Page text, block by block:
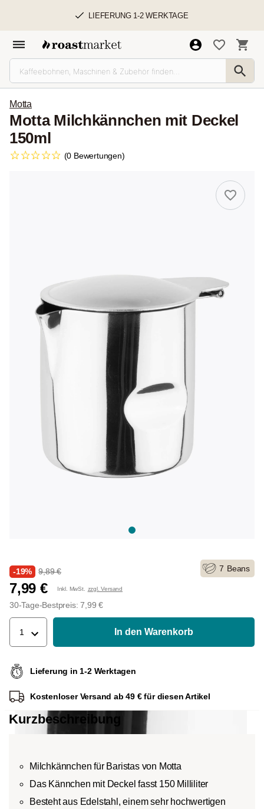
LIEFERUNG 1-2 WERKTAGE
Motta
Motta Milchkännchen mit Deckel
150ml
(0 Bewertungen)
-19% 9,89 €
7,99 € Inkl. MwSt. zzgl. Versand
30-Tage-Bestpreis: 7,99 €
7 Beans
1 In den Warenkorb
Lieferung in 1-2 Werktagen
Kostenloser Versand ab 49 € für diesen Artikel
Kurzbeschreibung
Milchkännchen für Baristas von Motta
Das Kännchen mit Deckel fasst 150 Milliliter
Besteht aus Edelstahl, einem sehr hochwertigen